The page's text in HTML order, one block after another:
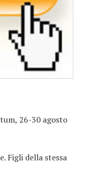
26-30 agosto
Figli della stessa